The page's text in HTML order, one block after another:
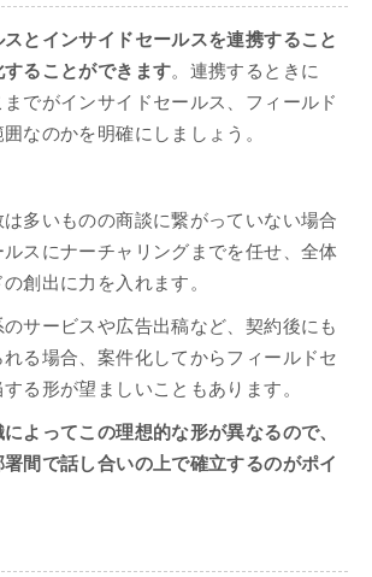
とインサイドセールスを連携すること
ることができます。連携するときに
でがインサイドセールス、フィールド
なのかを明確にしましょう。
多いものの商談に繋がっていない場合
スにナーチャリングまでを任せ、全体
創出に力を入れます。
のサービスや広告出稿など、契約後にも
る場合、案件化してからフィールドセ
る形が望ましいこともあります。
によってこの理想的な形が異なるので、
間で話し合いの上で確立するのがポイ